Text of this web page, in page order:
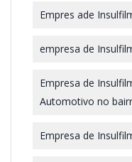
Empres ade
empresa de
Empresa de
Automotivo no
Empresa de